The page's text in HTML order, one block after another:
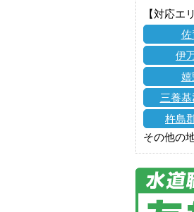
【対応エ
佐
伊
嬉
三養
杵島
その他の